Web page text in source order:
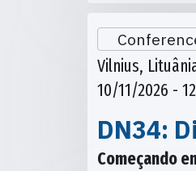
Vilnius,
10/11/2026 -
DN34:
Começando